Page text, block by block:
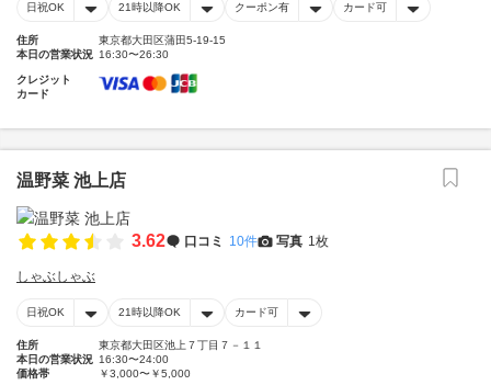
日祝OK 21時以降OK クーポン有 カード可
住所
東京都大田区蒲田5-19-15
本日の営業状況 16:30〜26:30
クレジット
カード
温野菜 池上店
3.62 口コミ 10件 写真 1枚
しゃぶしゃぶ
日祝OK 21時以降OK カード可
住所
東京都大田区池上７丁目７－１１
本日の営業状況 16:30〜24:00
価格帯
￥3,000〜￥5,000